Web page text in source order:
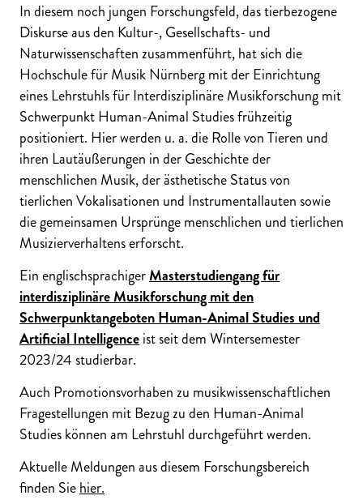
In diesem noch jungen Forschungsfeld, das tierbezogene
Diskurse aus den Kultur-, Gesellschafts- und
Naturwissenschaften zusammenführt, hat sich die
Hochschule für Musik Nürnberg mit der Einrichtung
eines Lehrstuhls für Interdisziplinäre Musikforschung mit
Schwerpunkt Human-Animal Studies frühzeitig
positioniert. Hier werden u. a. die Rolle von Tieren und
ihren Lautäußerungen in der Geschichte der
menschlichen Musik, der ästhetische Status von
tierlichen Vokalisationen und Instrumentallauten sowie
die gemeinsamen Ursprünge menschlichen und tierlichen
Musizierverhaltens erforscht.
Ein englischsprachigerMasterstudiengang für
interdisziplinäre Musikforschung mit den
Schwerpunktangeboten Human-Animal Studies und
Artificial Intelligenceist seit dem Wintersemester
2023/24 studierbar.
Auch Promotionsvorhaben zu musikwissenschaftlichen
Fragestellungen mit Bezug zu den Human-Animal
Studies können am Lehrstuhl durchgeführt werden.
Aktuelle Meldungen aus diesem Forschungsbereich
finden Siehier.